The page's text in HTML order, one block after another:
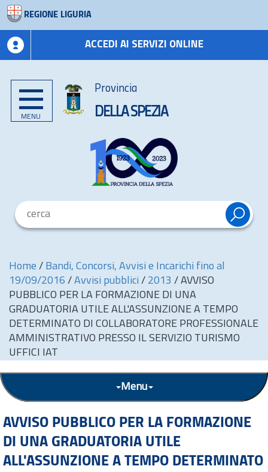
REGIONE LIGURIA
ACCEDI AI SERVIZI ONLINE
MENU
Provincia
DELLA SPEZIA
Home / Bandi, Concorsi, Avvisi e Incarichi fino al
19/09/2016 / Avvisi pubblici / 2013 / AVVISO
PUBBLICO PER LA FORMAZIONE DI UNA
GRADUATORIA UTILE ALL'ASSUNZIONE A TEMPO
DETERMINATO DI COLLABORATORE PROFESSIONALE
AMMINISTRATIVO PRESSO IL SERVIZIO TURISMO
UFFICI IAT
Menu
AVVISO PUBBLICO PER LA FORMAZIONE
DI UNA GRADUATORIA UTILE
ALL'ASSUNZIONE A TEMPO DETERMINATO